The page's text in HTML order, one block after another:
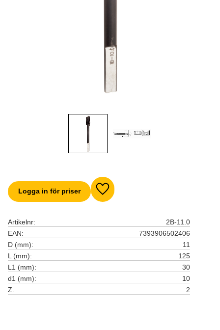
Logga in för priser Lägg till i favoriter
Artikelnr
2B-11.0
EAN
7393906502406
D (mm)
11
L (mm)
125
L1 (mm)
30
d1 (mm)
10
Z
2